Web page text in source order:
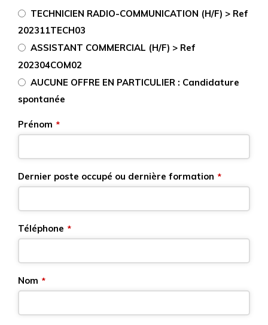
TECHNICIEN RADIO-COMMUNICATION (H/F) > Ref
202311TECH03
ASSISTANT COMMERCIAL (H/F) > Ref
202304COM02
AUCUNE OFFRE EN PARTICULIER : Candidature
spontanée
Prénom *
Dernier poste occupé ou dernière formation *
Téléphone *
Nom *